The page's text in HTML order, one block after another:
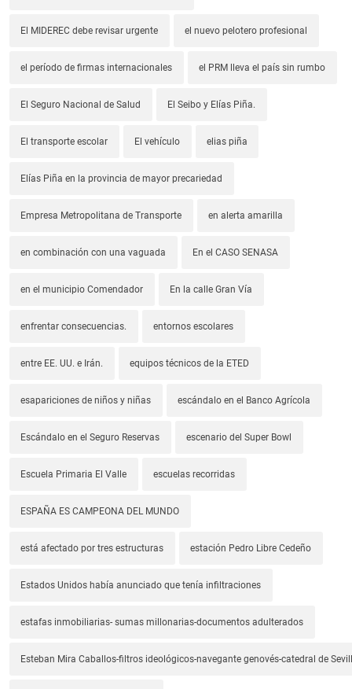
El MIDEREC debe revisar urgente el nuevo pelotero profesional
el período de firmas internacionales el PRM lleva el país sin rumbo
El Seguro Nacional de Salud El Seibo y Elías Piña.
El transporte escolar El vehículo elias piña
Elías Piña en la provincia de mayor precariedad
Empresa Metropolitana de Transporte en alerta amarilla
en combinación con una vaguada En el CASO SENASA
en el municipio Comendador En la calle Gran Vía
enfrentar consecuencias. entornos escolares
entre EE. UU. e Irán. equipos técnicos de la ETED
esapariciones de niños y niñas escándalo en el Banco Agrícola
Escándalo en el Seguro Reservas escenario del Super Bowl
Escuela Primaria El Valle escuelas recorridas
ESPAÑA ES CAMPEONA DEL MUNDO
está afectado por tres estructuras estación Pedro Libre Cedeño
Estados Unidos había anunciado que tenía infiltraciones
estafas inmobiliarias- sumas millonarias-documentos adulterados
Esteban Mira Caballos-filtros ideológicos-navegante genovés-catedral de